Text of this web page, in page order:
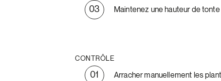
Maintenez une hauteur de
CONTRÔLE
Arracher manuellement les